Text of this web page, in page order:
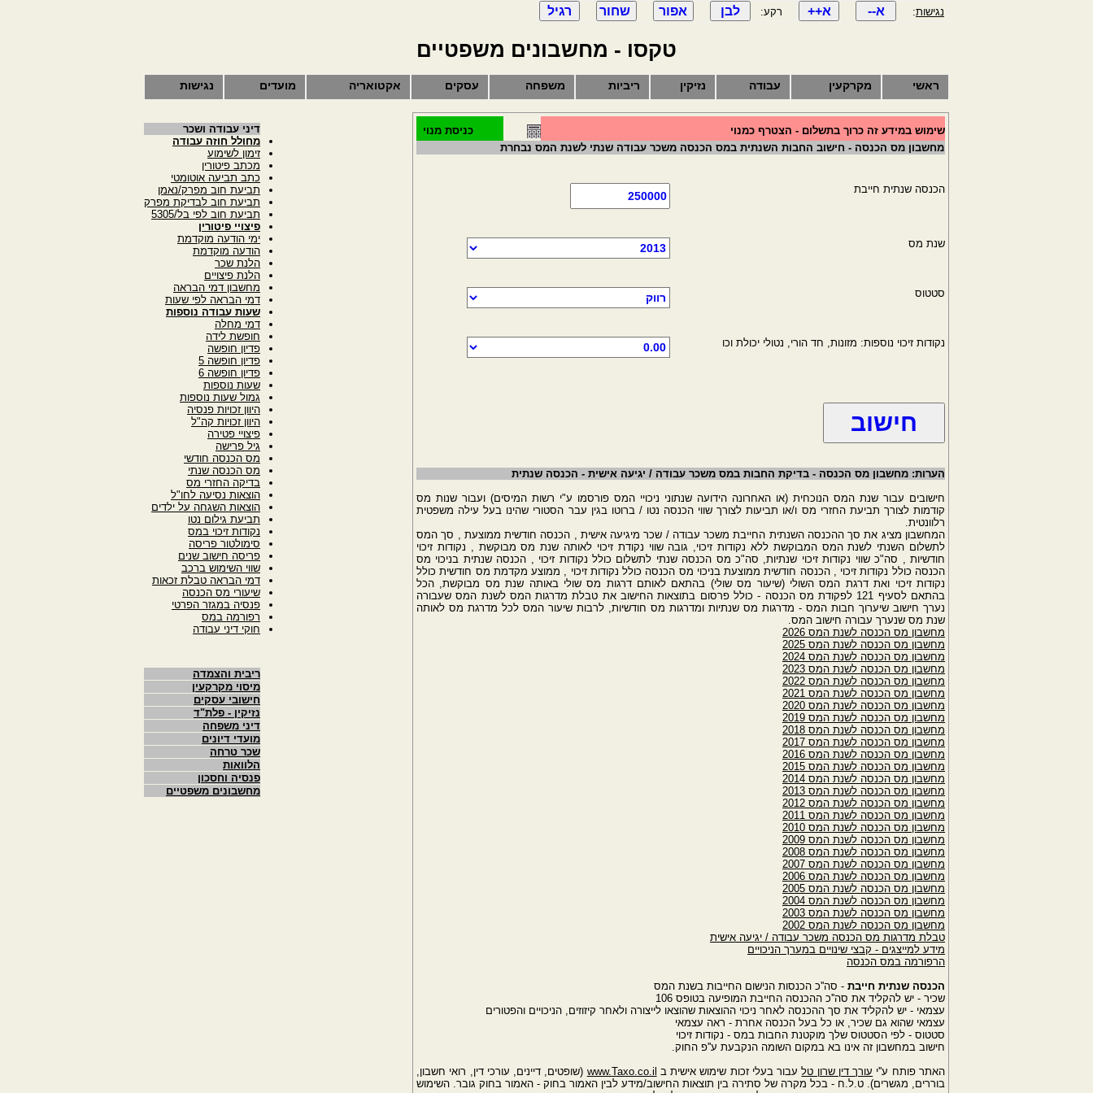
נגישות: רקע:
טקסו - מחשבונים משפטיים
ראשי מקרקעין עבודה נזיקין ריביות משפחה עסקים אקטואריה מועדים נגישות
שימוש במידע זה כרוך בתשלום - הצטרף כמנוי
כניסת מנוי
מחשבון מס הכנסה - חישוב החבות השנתית במס הכנסה משכר עבודה שנתי לשנת המס נבחרת
הכנסה שנתית חייבת
שנת מס
סטטוס
נקודות זיכוי נוספות: מזונות, חד הורי, נטולי יכולת וכו
הערות: מחשבון מס הכנסה - בדיקת החבות במס משכר עבודה / יגיעה אישית - הכנסה שנתית
חישובים עבור שנת המס הנוכחית (או האחרונה הידועה שנתוני ניכויי המס פורסמו ע"י רשות המיסים) ועבור שנות מס
קודמות לצורך תביעת החזרי מס ו/או תביעות לצורך שווי הכנסה נטו / ברוטו בגין עבר הסטורי שהינו בעל עילה משפטית
רלוונטית.
המחשבון מציג את סך ההכנסה השנתית החייבת משכר עבודה / שכר מיגיעה אישית , הכנסה חודשית ממוצעת , סך המס
לתשלום השנתי לשנת המס המבוקשת ללא נקודות זיכוי, גובה שווי נקודת זיכוי לאותה שנת מס מבוקשת , נקודות זיכוי
חודשיות , סה"כ שווי נקודות זיכוי שנתיות, סה"כ מס הכנסה שנתי לתשלום כולל נקודות זיכוי , הכנסה שנתית בניכוי מס
הכנסה כולל נקודות זיכוי , הכנסה חודשית ממוצעת בניכוי מס הכנסה כולל נקודות זיכוי , ממוצע מקדמת מס חודשית כולל
נקודות זיכוי ואת דרגת המס השולי (שיעור מס שולי) בהתאם לאותם דרגות מס שולי באותה שנת מס מבוקשת, הכל
בהתאם לסעיף 121 לפקודת מס הכנסה - כולל פרסום בתוצאות החישוב את טבלת מדרגות המס לשנת המס שעבורה
נערך חישוב שיערוך חבות המס - מדרגות מס שנתיות ומדרגות מס חודשיות, לרבות שיעור המס לכל מדרגת מס לאותה
שנת מס שנערך עבורה חישוב המס.
מחשבון מס הכנסה לשנת המס 2026
מחשבון מס הכנסה לשנת המס 2025
מחשבון מס הכנסה לשנת המס 2024
מחשבון מס הכנסה לשנת המס 2023
מחשבון מס הכנסה לשנת המס 2022
מחשבון מס הכנסה לשנת המס 2021
מחשבון מס הכנסה לשנת המס 2020
מחשבון מס הכנסה לשנת המס 2019
מחשבון מס הכנסה לשנת המס 2018
מחשבון מס הכנסה לשנת המס 2017
מחשבון מס הכנסה לשנת המס 2016
מחשבון מס הכנסה לשנת המס 2015
מחשבון מס הכנסה לשנת המס 2014
מחשבון מס הכנסה לשנת המס 2013
מחשבון מס הכנסה לשנת המס 2012
מחשבון מס הכנסה לשנת המס 2011
מחשבון מס הכנסה לשנת המס 2010
מחשבון מס הכנסה לשנת המס 2009
מחשבון מס הכנסה לשנת המס 2008
מחשבון מס הכנסה לשנת המס 2007
מחשבון מס הכנסה לשנת המס 2006
מחשבון מס הכנסה לשנת המס 2005
מחשבון מס הכנסה לשנת המס 2004
מחשבון מס הכנסה לשנת המס 2003
מחשבון מס הכנסה לשנת המס 2002
טבלת מדרגות מס הכנסה משכר עבודה / יגיעה אישית
מידע למייצגים - קבצי שינויים במערך הניכויים
הרפורמה במס הכנסה
הכנסה שנתית חייבת - סה''כ הכנסות הנישום החייבות בשנת המס
שכיר - יש להקליד את סה''כ ההכנסה החייבת המופיעה בטופס 106
עצמאי - יש להקליד את סך ההכנסה לאחר ניכוי ההוצאות שהוצאו לייצורה ולאחר קיזוזים, הניכויים והפטורים
עצמאי שהוא גם שכיר, או כל בעל הכנסה אחרת - ראה עצמאי
סטטוס - לפי הסטטוס שלך מוקטנת החבות במס - נקודות זיכוי
חישוב במחשבון זה אינו בא במקום השומה הנקבעת ע''פ החוק.
האתר פותח ע''י עורך דין שרון טלעבור בעלי זכות שימוש אישית ב www.Taxo.co.il (שופטים, דיינים, עורכי דין, רואי חשבון,
בוררים, מגשרים). ט.ל.ח - בכל מקרה של סתירה בין תוצאות החישוב/מידע לבין האמור בחוק - האמור בחוק גובר. השימוש
דיני עבודה ושכר
מחולל חוזה עבודה
זימון לשימוע
מכתב פיטורין
כתב תביעה אוטומטי
תביעת חוב מפרק/נאמן
תביעת חוב לבדיקת מפרק
תביעת חוב לפי בל/5305
פיצויי פיטורין
ימי הודעה מוקדמת
הודעה מוקדמת
הלנת שכר
הלנת פיצויים
מחשבון דמי הבראה
דמי הבראה לפי שעות
שעות עבודה נוספות
דמי מחלה
חופשת לידה
פדיון חופשה
פדיון חופשה 5
פדיון חופשה 6
שעות נוספות
גמול שעות נוספות
היוון זכויות פנסיה
היוון זכויות קה"ל
פיצויי פטירה
גיל פרישה
מס הכנסה חודשי
מס הכנסה שנתי
בדיקה החזרי מס
הוצאות נסיעה לחו"ל
הוצאות השגחה על ילדים
תביעת גילום נטו
נקודות זיכוי במס
סימולטור פריסה
פריסה חישוב שנים
שווי השימוש ברכב
דמי הבראה טבלת זכאות
שיעורי מס הכנסה
פנסיה במגזר הפרטי
רפורמה במס
חוקי דיני עבודה
ריבית והצמדה
מיסוי מקרקעין
חישובי עסקים
נזיקין - פלת"ד
דיני משפחה
מועדי דיונים
שכר טרחה
הלוואות
פנסיה וחסכון
מחשבונים משפטיים